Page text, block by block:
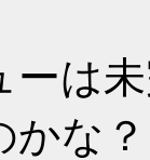
ーは
かな？